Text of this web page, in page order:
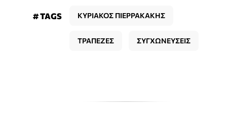
# TAGS ΚΥΡΙΑΚΟΣ ΠΙΕΡΡΑΚΑΚΗΣ
ΤΡΑΠΕΖΕΣ ΣΥΓΧΩΝΕΥΣΕΙΣ